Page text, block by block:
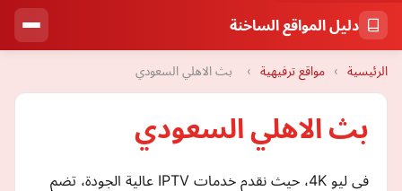
دليل المواقع الساخنة
الرئيسية › مواقع ترفيهية › بث الاهلي السعودي
بث الاهلي السعودي
في ليو 4K، حيث نقدم خدمات IPTV عالية الجودة، تضم